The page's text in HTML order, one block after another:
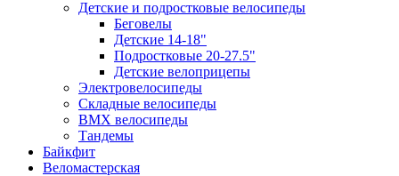
Детские и подростковые велосипеды
Беговелы
Детские 14-18"
Подростковые 20-27.5"
Детские велоприцепы
Электровелосипеды
Складные велосипеды
BMX велосипеды
Тандемы
Байкфит
Веломастерская